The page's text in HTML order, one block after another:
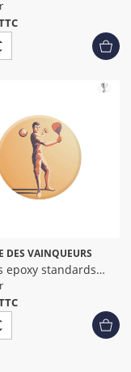
DES VAINQUEURS
epoxy standards